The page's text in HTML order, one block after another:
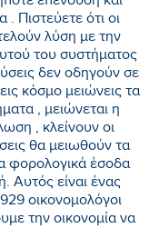
Πιστεύετε ότι οι
λύση με την
του συστήματος
δεν οδηγούν σε
κόσμο μειώνεις τα
, μειώνεται η
, κλείνουν οι
θα μειωθούν τα
φορολογικά έσοδα
Αυτός είναι ένας
οικονομολόγοι
την οικονομία να